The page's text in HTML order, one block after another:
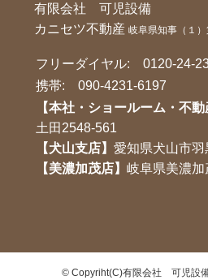
有限会社 可児設備
カニセツ不動産岐阜県知事（１
フリーダイヤル:0120-24-
携帯:090-4231-6197
【本社・ショールーム・不
土田2548-561
【犬山支店】愛知県犬山市
【美濃加茂店】岐阜県美濃
©Copyriht(C)有限会社 可児設